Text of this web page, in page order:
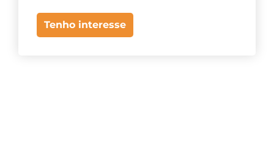
Tenho interesse